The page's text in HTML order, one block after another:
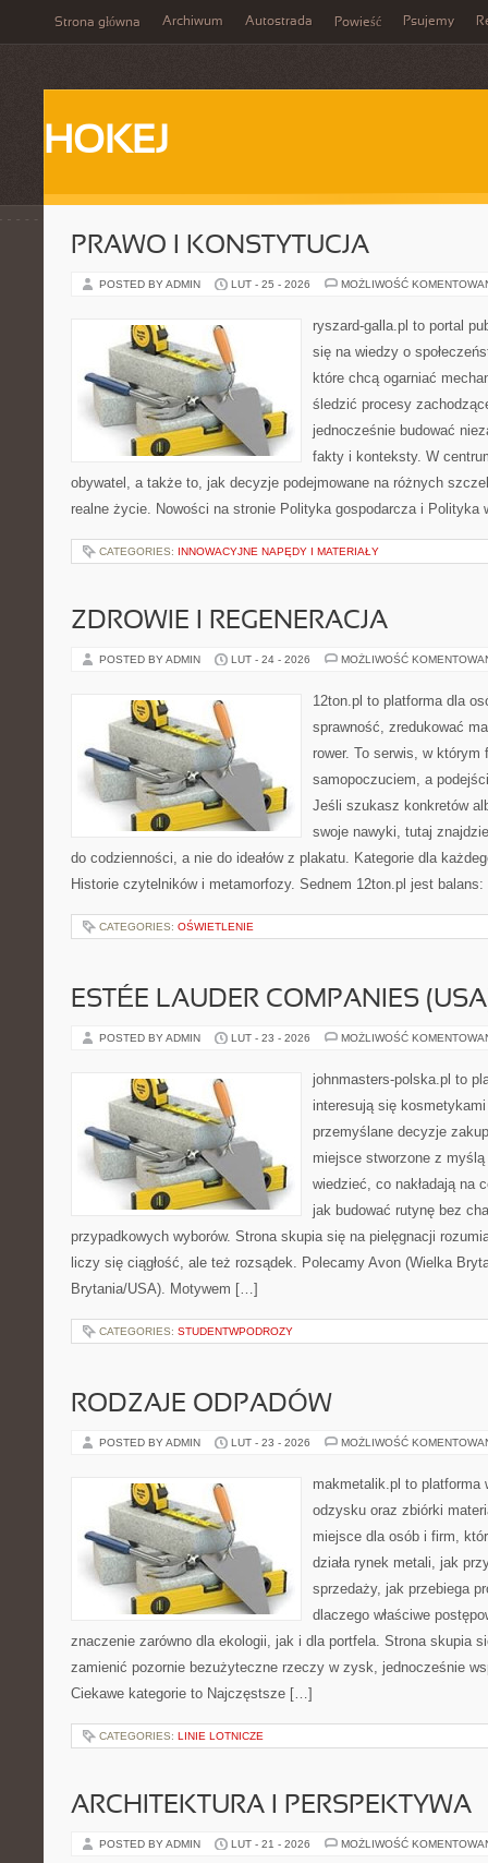
Strona główna Archiwum Autostrada Powieść Psujemy
HOKEJ
PRAWO I KONSTYTUCJA
POSTED BY ADMIN LUT - 25 - 2026 MOŻLIWOŚĆ
ryszard-galla.pl to portal
się na wiedzy o
które chcą ogarniać
śledzić procesy
jednocześnie budować
fakty i konteksty. W
obywatel, a także to, jak decyzje podejmowane na różnych
realne życie. Nowości na stronie Polityka gospodarcza i
CATEGORIES: INNOWACYJNE NAPĘDY I MATERIAŁY
ZDROWIE I REGENERACJA
POSTED BY ADMIN LUT - 24 - 2026 MOŻLIWOŚĆ
12ton.pl to platforma dla
sprawność, zredukować
rower. To serwis, w
samopoczuciem, a
Jeśli szukasz konkretów
swoje nawyki, tutaj
do codzienności, a nie do ideałów z plakatu. Kategorie dla
Historie czytelników i metamorfozy. Sednem 12ton.pl jest
CATEGORIES: OŚWIETLENIE
ESTÉE LAUDER COMPANIES
POSTED BY ADMIN LUT - 23 - 2026 MOŻLIWOŚĆ
johnmasters-polska.pl to
interesują się
przemyślane decyzje
miejsce stworzone z
wiedzieć, co nakładają na
jak budować rutynę bez
przypadkowych wyborów. Strona skupia się na pielęgnacji
liczy się ciągłość, ale też rozsądek. Polecamy Avon (Wielka
Brytania/USA). Motywem […]
CATEGORIES: STUDENTWPODROZY
RODZAJE ODPADÓW
POSTED BY ADMIN LUT - 23 - 2026 MOŻLIWOŚĆ
makmetalik.pl to platforma
odzysku oraz zbiórki
miejsce dla osób i firm,
działa rynek metali, jak
sprzedaży, jak przebiega
dlaczego właściwe
znaczenie zarówno dla ekologii, jak i dla portfela. Strona skupia
zamienić pozornie bezużyteczne rzeczy w zysk, jednocześnie
Ciekawe kategorie to Najczęstsze […]
CATEGORIES: LINIE LOTNICZE
ARCHITEKTURA I PERSPEKTYWA
POSTED BY ADMIN LUT - 21 - 2026 MOŻLIWOŚĆ